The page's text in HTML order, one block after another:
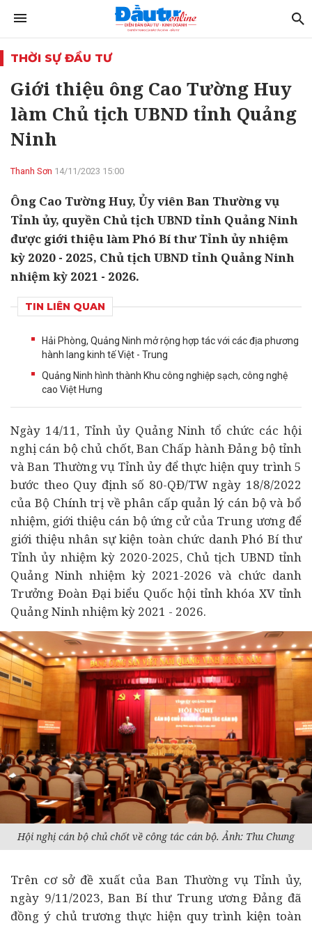
THỜI SỰ ĐẦU TƯ
Giới thiệu ông Cao Tường Huy
làm Chủ tịch UBND tỉnh Quảng
Ninh
Thanh Sơn 14/11/2023 15:00
Ông Cao Tường Huy, Ủy viên Ban Thường vụ
Tỉnh ủy, quyền Chủ tịch UBND tỉnh Quảng Ninh
được giới thiệu làm Phó Bí thư Tỉnh ủy nhiệm
kỳ 2020 - 2025, Chủ tịch UBND tỉnh Quảng Ninh
nhiệm kỳ 2021 - 2026.
TIN LIÊN QUAN
Hải Phòng, Quảng Ninh mở rộng hợp tác với các địa phương
hành lang kinh tế Việt - Trung
Quảng Ninh hình thành Khu công nghiệp sạch, công nghệ
cao Việt Hưng
Ngày 14/11, Tỉnh ủy Quảng Ninh tổ chức các hội
nghị cán bộ chủ chốt, Ban Chấp hành Đảng bộ tỉnh
và Ban Thường vụ Tỉnh ủy để thực hiện quy trình 5
bước theo Quy định số 80-QĐ/TW ngày 18/8/2022
của Bộ Chính trị về phân cấp quản lý cán bộ và bổ
nhiệm, giới thiệu cán bộ ứng cử của Trung ương để
giới thiệu nhân sự kiện toàn chức danh Phó Bí thư
Tỉnh ủy nhiệm kỳ 2020-2025, Chủ tịch UBND tỉnh
Quảng Ninh nhiệm kỳ 2021-2026 và chức danh
Trưởng Đoàn Đại biểu Quốc hội tỉnh khóa XV tỉnh
Quảng Ninh nhiệm kỳ 2021 - 2026.
Hội nghị cán bộ chủ chốt về công tác cán bộ. Ảnh: Thu Chung
Trên cơ sở đề xuất của Ban Thường vụ Tỉnh ủy,
ngày 9/11/2023, Ban Bí thư Trung ương Đảng đã
đồng ý chủ trương thực hiện quy trình kiện toàn